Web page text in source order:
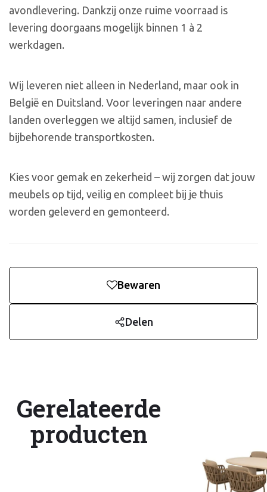
avondlevering. Dankzij onze ruime voorraad is
levering doorgaans mogelijk binnen 1 à 2
werkdagen.
Wij leveren niet alleen in Nederland, maar ook in
België en Duitsland. Voor leveringen naar andere
landen overleggen we altijd samen, inclusief de
bijbehorende transportkosten.
Kies voor gemak en zekerheid – wij zorgen dat jouw
meubels op tijd, veilig en compleet bij je thuis
worden geleverd en gemonteerd.
Bewaren
Delen
Gerelateerde
producten